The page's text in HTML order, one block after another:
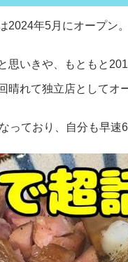
2024年5月にオープン。
思いきや、もともと
晴れて独立店としてオ
っており、自分も早速6